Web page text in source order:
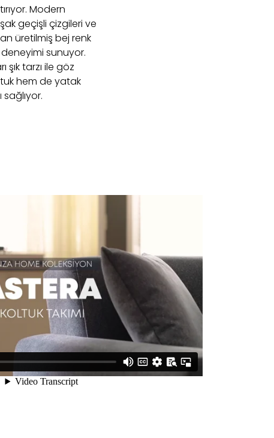
Modern
geçişli çizgileri ve
üretilmiş bej renk
sunuyor.
şık tarzı ile göz
hem de yatak
sağlıyor.